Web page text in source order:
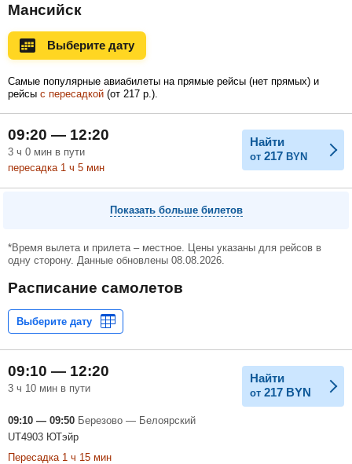
Ноябрь
Февраль
Май Июль
Мансийск
Выберите дату
Самые популярные авиабилеты на прямые рейсы (нет прямых) и
рейсы с пересадкой (от 217 р. ).
09:20 — 12:20
3 ч 0 мин в пути
пересадка 1 ч 5 мин
Найти
от 217 BYN
Показать больше билетов
*Время вылета и прилета – местное. Цены указаны для рейсов в
одну сторону. Данные обновлены 08.08.2026.
Расписание самолетов
09:10 — 12:20
3 ч 10 мин в пути
Найти
от 217 BYN
09:10 — 09:50 Березово — Белоярский
UT4903 ЮТэйр
Пересадка 1 ч 15 мин